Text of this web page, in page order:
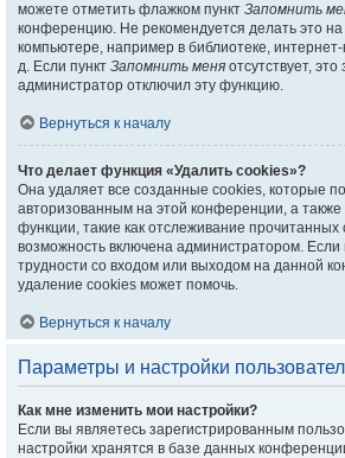
можете отметить флажком пункт Запомнить
конференцию. Не рекомендуется делать это
компьютере, например в библиотеке,
д. Если пункт Запомнить меня отсутствует, это
администратор отключил эту функцию.
Вернуться к началу
Что делает функция «Удалить cookies»?
Она удаляет все созданные cookies, которые
авторизованным на этой конференции, а
функции, такие как отслеживание
возможность включена администратором.
трудности со входом или выходом на данной
удаление cookies может помочь.
Вернуться к началу
Параметры и настройки
Как мне изменить мои настройки?
Если вы являетесь зарегистрированным
настройки хранятся в базе данных